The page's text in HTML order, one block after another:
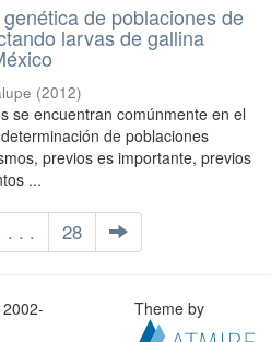
de poblaciones de
larvas de gallina
(2012)
se encuentran comúnmente en el
de poblaciones
previos es importante, previos
...
. . . 28
Theme by